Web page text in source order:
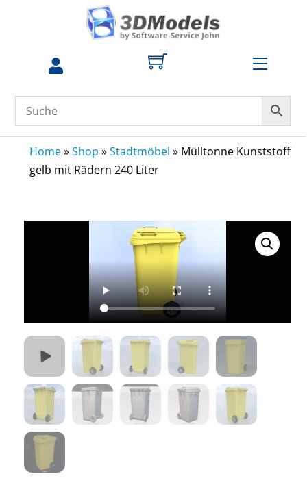
zum
Menu
Home»Shop »Stadtmöbel » Mülltonne Kunststoff
gelb mit Rädern 240 Liter